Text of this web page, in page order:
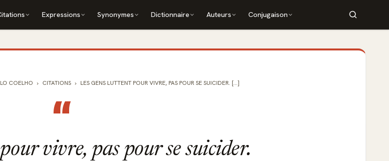
Expressions Synonymes Dictionnaire Auteurs Conjugaison
COELHO CITATIONS LES GENS LUTTENT POUR VIVRE, PAS POUR SE SUICIDER. [...]
“
vivre, pas pour se suicider.